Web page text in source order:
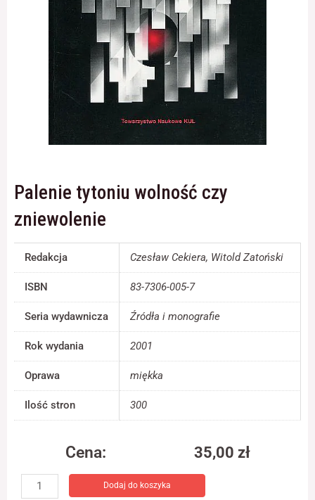
Palenie tytoniu wolność czy
zniewolenie
Redakcja Czesław Cekiera, Witold Zatoński
ISBN 83-7306-005-7
Seria wydawnicza Źródła i monografie
Rok wydania 2001
Oprawa miękka
Ilość stron 300
Cena: 35,00 zł
Palenie
Dodaj do koszyka
Konieczne
Te pliki cookie
nie są
opcjonalne. Są
do
funkcjonowania
i strukturę
strony
internetowej,
na podstawie
tego, jak strona
jest używana.
najlepiej podczas
na nią. Jeśli
odrzucisz te pliki
cookie, niektóre